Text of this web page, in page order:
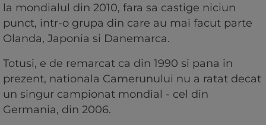
la mondialul din 2010, fara sa castige niciun
punct, intr-o grupa din care au mai facut parte
Olanda, Japonia si Danemarca.
Totusi, e de remarcat ca din 1990 si pana in
prezent, nationala Camerunului nu a ratat decat
un singur campionat mondial - cel din
Germania, din 2006.